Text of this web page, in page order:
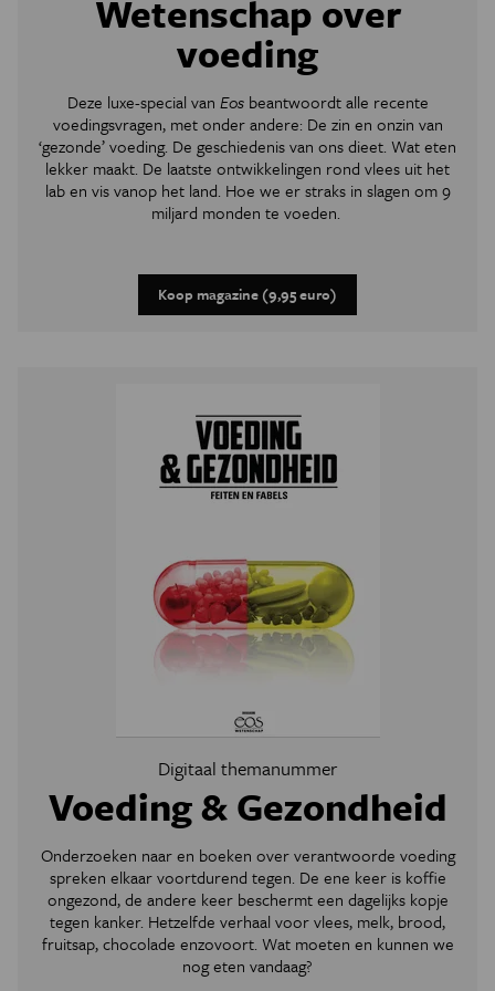
Wetenschap over
voeding
Deze luxe-special van Eosbeantwoordt alle recente
voedingsvragen, met onder andere: De zin en onzin van
‘gezonde’ voeding. De geschiedenis van ons dieet. Wat eten
lekker maakt. De laatste ontwikkelingen rond vlees uit het
lab en vis vanop het land. Hoe we er straks in slagen om 9
miljard monden te voeden.
Koop magazine (9,95 euro)
Digitaal themanummer
Voeding & Gezondheid
Onderzoeken naar en boeken over verantwoorde voeding
spreken elkaar voortdurend tegen. De ene keer is koffie
ongezond, de andere keer beschermt een dagelijks kopje
tegen kanker. Hetzelfde verhaal voor vlees, melk, brood,
fruitsap, chocolade enzovoort. Wat moeten en kunnen we
nog eten vandaag?